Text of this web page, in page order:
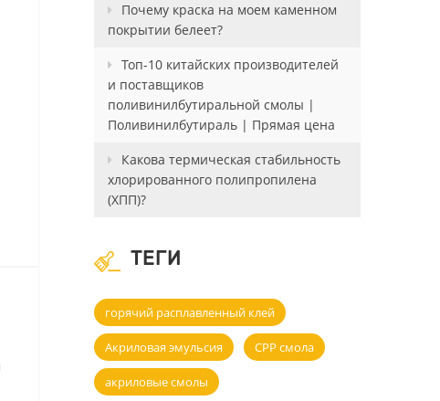
Почему краска на моем каменном
покрытии белеет?
Топ-10 китайских производителей
и поставщиков
поливинилбутиральной смолы |
Поливинилбутираль | Прямая цена
Какова термическая стабильность
хлорированного полипропилена
(ХПП)?
ТЕГИ
горячий расплавленный клей
Акриловая эмульсия CPP смола
акриловые смолы